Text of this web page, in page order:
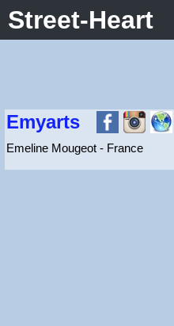
Street-Heart
Emyarts
Emeline Mougeot - France